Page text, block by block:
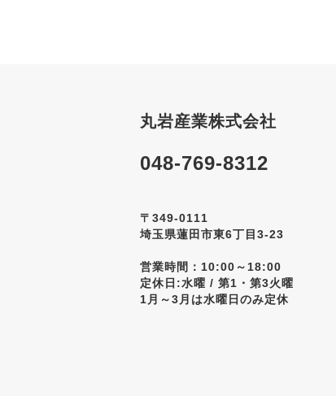
丸岩産業株式会社
048-769-8312
〒349-0111
埼玉県蓮田市東6丁目3-23
営業時間：10:00～18:00
定休日:水曜 / 第1・第3火曜
1月～3月は水曜日のみ定休